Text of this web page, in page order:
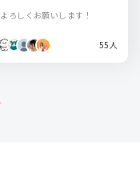
よろしくお願いします！
55人